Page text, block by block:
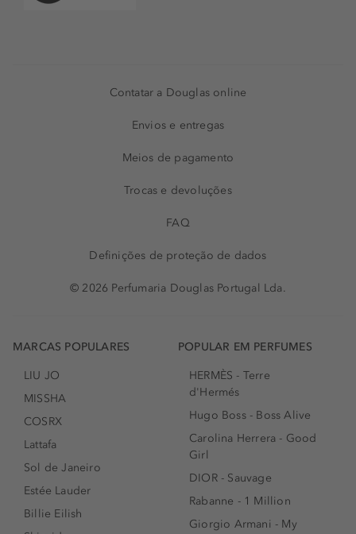
Contatar a Douglas online
Envios e entregas
Meios de pagamento
Trocas e devoluções
FAQ
Definições de proteção de dados
© 2026 Perfumaria Douglas Portugal Lda.
MARCAS POPULARES
LIU JO
MISSHA
COSRX
Lattafa
Sol de Janeiro
Estée Lauder
Billie Eilish
POPULAR EM PERFUMES
HERMÈS - Terre
d'Hermés
Hugo Boss - Boss Alive
Carolina Herrera - Good
Girl
DIOR - Sauvage
Rabanne - 1 Million
Giorgio Armani - My